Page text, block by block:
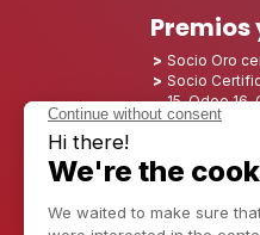
Socio Oro
Socio
15, Odoo 16,
Nombrado
Nombrado
Nominado
Nominado
Campeón
Nominado